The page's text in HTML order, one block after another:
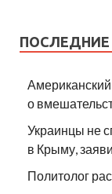
ПОСЛЕДНИЕ
о
Украинцы не
в Крыму,
Политолог